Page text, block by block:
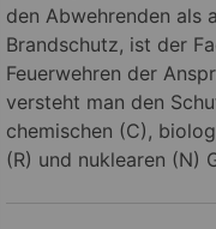
den Abwehrenden als
Brandschutz, ist der
Feuerwehren der
versteht man den
chemischen (C),
(R) und nuklearen (N)